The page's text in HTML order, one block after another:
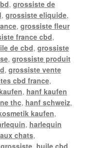
, grossiste de
, grossiste eliquide,
, grossiste fleur
france cbd,
de cbd, grossiste
, grossiste produit
, grossiste vente
cbd france,
, hanf kaufen
thc, hanf schweiz,
kaufen,
, harlequin
chats,
, huile cbd